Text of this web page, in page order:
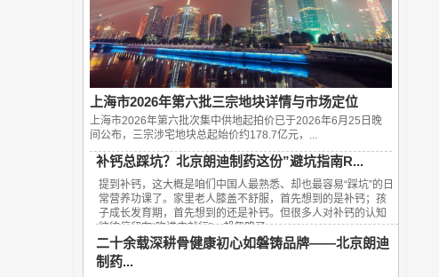
上海市2026年第六批三宗地块详情与市场定位
上海市2026年第六批次集中供地起拍价已于2026年6月25日晚
间公布，‌三宗涉宅地块总起始价约178.7亿元‌，...
补钙总踩坑？北京朗迪制药这份”避坑指南R...
提到补钙，这大概是咱们中国人最熟悉、却也最容易“踩坑”的日
常营养功课了。家里老人膝盖不舒服，首先想到的是补钙；孩
子成长发育期，首先想到的还是补钙。但很多人对补钙的认知
往往停留在“吃进去就行”，却忽略了...
二十余载深耕骨健康初心如磐铸品牌——北京朗迪
制药...